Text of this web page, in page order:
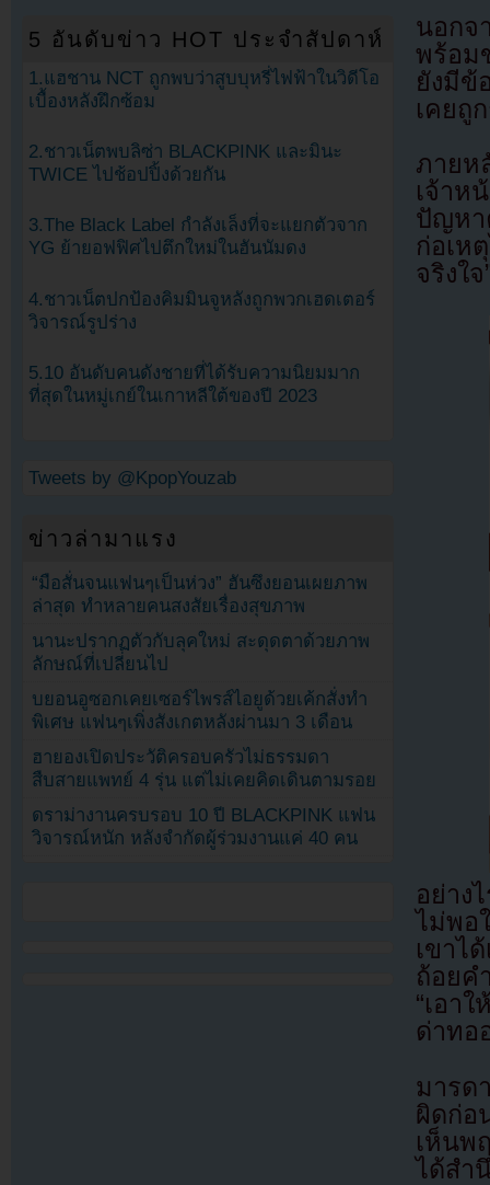
นอกจ
พร้อม
ยังมีข้
เคยถู
ภายห
เจ้าห
ปัญหา
ก่อเห
จริงใ
อย่าง
ไม่พอ
เขาไ
ถ้อยค
“เอา
ด่าทอ
มารด
ผิดก่อ
เห็นพ
ได้สำ
5 อันดับข่าว HOT ประจำสัปดาห์
1.แฮชาน NCT ถูกพบว่าสูบบุหรี่ไฟฟ้าในวิดีโอ
เบื้องหลังฝึกซ้อม
2.ชาวเน็ตพบลิซ่า BLACKPINK และมินะ
TWICE ไปช้อปปิ้งด้วยกัน
3.The Black Label กำลังเล็งที่จะแยกตัวจาก
YG ย้ายอฟฟิศไปตึกใหม่ในฮันนัมดง
4.ชาวเน็ตปกป้องคิมมินจูหลังถูกพวกเฮดเตอร์
วิจารณ์รูปร่าง
5.10 อันดับคนดังชายที่ได้รับความนิยมมาก
ที่สุดในหมู่เกย์ในเกาหลีใต้ของปี 2023
Tweets by @KpopYouzab
ข่าวล่ามาแรง
“มือสั่นจนแฟนๆเป็นห่วง” ฮันซึงยอนเผยภาพ
ล่าสุด ทำหลายคนสงสัยเรื่องสุขภาพ
นานะปรากฏตัวกับลุคใหม่ สะดุดตาด้วยภาพ
ลักษณ์ที่เปลี่ยนไป
บยอนอูซอกเคยเซอร์ไพรส์ไอยูด้วยเค้กสั่งทำ
พิเศษ แฟนๆเพิ่งสังเกตหลังผ่านมา 3 เดือน
ฮายองเปิดประวัติครอบครัวไม่ธรรมดา
สืบสายแพทย์ 4 รุ่น แต่ไม่เคยคิดเดินตามรอย
ดราม่างานครบรอบ 10 ปี BLACKPINK แฟน
วิจารณ์หนัก หลังจำกัดผู้ร่วมงานแค่ 40 คน